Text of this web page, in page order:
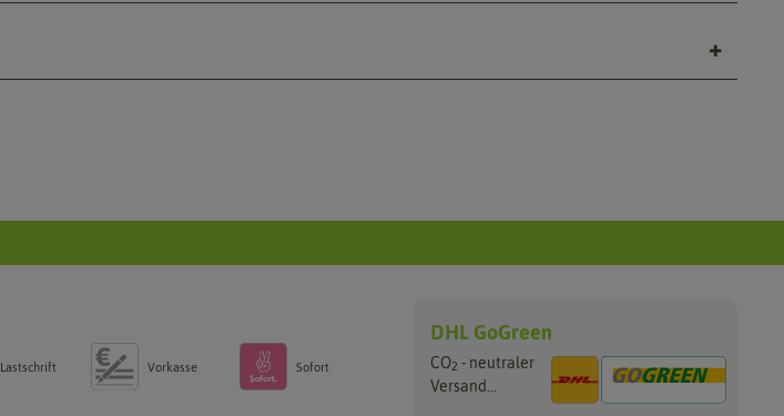
Lastschrift Vorkasse Sofort
DHL GoGreen
CO2 - neutraler
Versand...